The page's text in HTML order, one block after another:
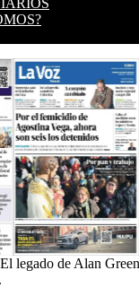
El legado de Alan